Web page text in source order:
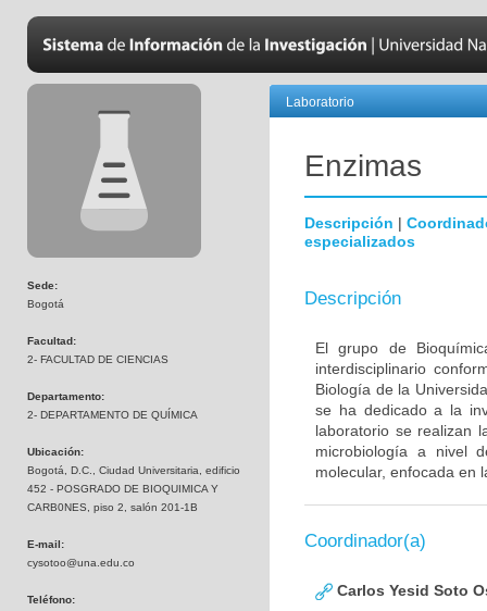
Sede:
Bogotá
Facultad:
2- FACULTAD DE CIENCIAS
Departamento:
2- DEPARTAMENTO DE QUÍMICA
Ubicación:
Bogotá, D.C., Ciudad Universitaria, edificio
452 - POSGRADO DE BIOQUIMICA Y
CARB0NES, piso 2, salón 201-1B
E-mail:
cysotoo@una.edu.co
Teléfono:
Laboratorio
Enzimas
Descripción |
especializados
Descripción
El grupo de
interdisciplinario
Biología de la
se ha dedicado a la
laboratorio se realizan
microbiología a nivel
molecular, enfocada en
Coordinador(a)
Carlos Yesid Soto